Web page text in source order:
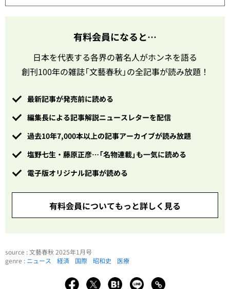
有料会員になると…
日本を代表する各界の著名人がホンネを語る
創刊100年の雑誌「文藝春秋」の全記事が読み放題！
最新記事が発売前に読める
編集長による記事解説ニュースレターを配信
過去10年7,000本以上の記事アーカイブが読み放題
塩野七生・藤原正彦…「名物連載」も一気に読める
電子版オリジナル記事が読める
有料会員についてもっと詳しく見る
source : 文藝春秋 2025年1月号
genre : ニュース 経済 国際 昭和史 医療